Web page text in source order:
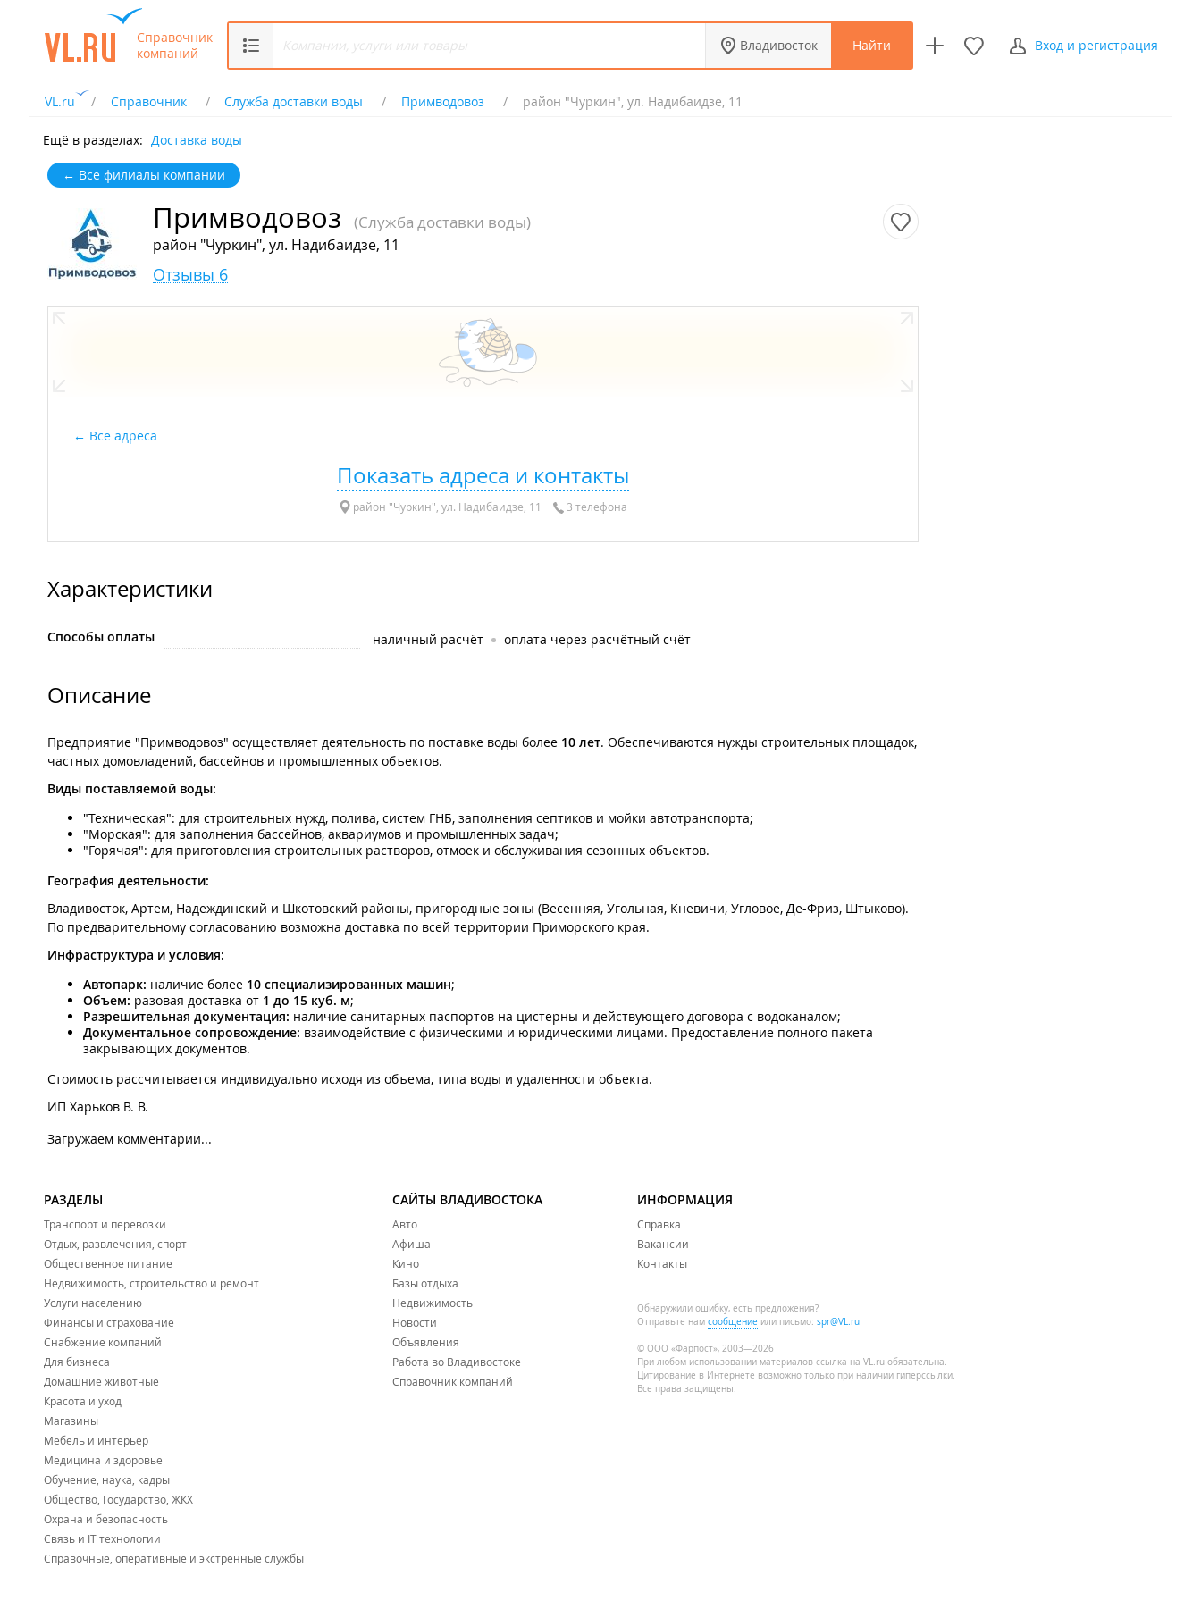
Справочник
компаний
Владивосток Найти Вход и регистрация
VL.ru Справочник Служба доставки воды Примводовоз район "Чуркин", ул. Надибаидзе, 11
Ещё в разделах: Доставка воды
← Все филиалы компании
Примводовоз (Служба доставки воды)
район "Чуркин", ул. Надибаидзе, 11
Отзывы 6
Все адреса
Показать адреса и контакты
район "Чуркин", ул. Надибаидзе, 11 3 телефона
Характеристики
Способы оплаты наличный расчёт оплата через расчётный счёт
Описание
Предприятие "Примводовоз" осуществляет деятельность по поставке воды более 10 лет. Обеспечиваются нужды строительных площадок,
частных домовладений, бассейнов и промышленных объектов.
Виды поставляемой воды:
"Техническая": для строительных нужд, полива, систем ГНБ, заполнения септиков и мойки автотранспорта;
"Морская": для заполнения бассейнов, аквариумов и промышленных задач;
"Горячая": для приготовления строительных растворов, отмоек и обслуживания сезонных объектов.
География деятельности:
Владивосток, Артем, Надеждинский и Шкотовский районы, пригородные зоны (Весенняя, Угольная, Кневичи, Угловое, Де-Фриз, Штыково).
По предварительному согласованию возможна доставка по всей территории Приморского края.
Инфраструктура и условия:
Автопарк: наличие более 10 специализированных машин;
Объем: разовая доставка от 1 до 15 куб. м;
Разрешительная документация: наличие санитарных паспортов на цистерны и действующего договора с водоканалом;
Документальное сопровождение: взаимодействие с физическими и юридическими лицами. Предоставление полного пакета
закрывающих документов.
Стоимость рассчитывается индивидуально исходя из объема, типа воды и удаленности объекта.
ИП Харьков В. В.
Загружаем комментарии...
РАЗДЕЛЫ
Транспорт и перевозки
Отдых, развлечения, спорт
Общественное питание
Недвижимость, строительство и ремонт
Услуги населению
Финансы и страхование
Снабжение компаний
Для бизнеса
Домашние животные
Красота и уход
Магазины
Мебель и интерьер
Медицина и здоровье
Обучение, наука, кадры
Общество, Государство, ЖКХ
Охрана и безопасность
Связь и IT технологии
Справочные, оперативные и экстренные службы
САЙТЫ ВЛАДИВОСТОКА
Авто
Афиша
Кино
Базы отдыха
Недвижимость
Новости
Объявления
Работа во Владивостоке
Справочник компаний
ИНФОРМАЦИЯ
Справка
Вакансии
Контакты
Обнаружили ошибку, есть предложения?
Отправьте нам сообщение или письмо: spr@VL.ru
© ООО «Фарпост», 2003—2026
При любом использовании материалов ссылка на VL.ru обязательна.
Цитирование в Интернете возможно только при наличии гиперссылки.
Все права защищены.